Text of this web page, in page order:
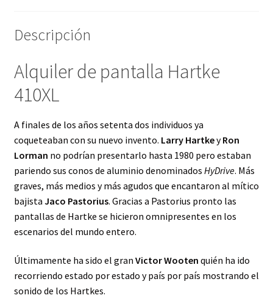
Descripción
Alquiler de pantalla Hartke
410XL
A finales de los años setenta dos individuos ya
coqueteaban con su nuevo invento. Larry HartkeyRon
Lorman no podrían presentarlo hasta 1980 pero estaban
pariendo sus conos de aluminio denominados HyDrive. Más
graves, más medios y más agudos que encantaron al mítico
bajista Jaco Pastorius. Gracias a Pastorius pronto las
pantallas de Hartke se hicieron omnipresentes en los
escenarios del mundo entero.
Últimamente ha sido el gran Victor Wooten quién ha ido
recorriendo estado por estado y país por país mostrando el
sonido de los Hartkes.